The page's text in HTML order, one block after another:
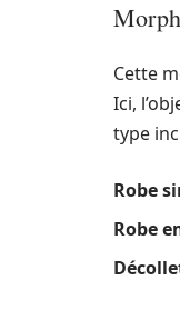
Cette
Ici,
type
Robe
Robe